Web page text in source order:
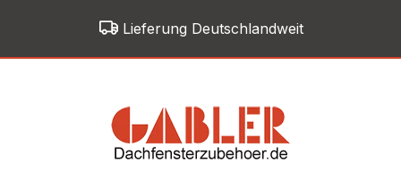
Zum Hauptinhalt springenLieferung Deutschlandweit